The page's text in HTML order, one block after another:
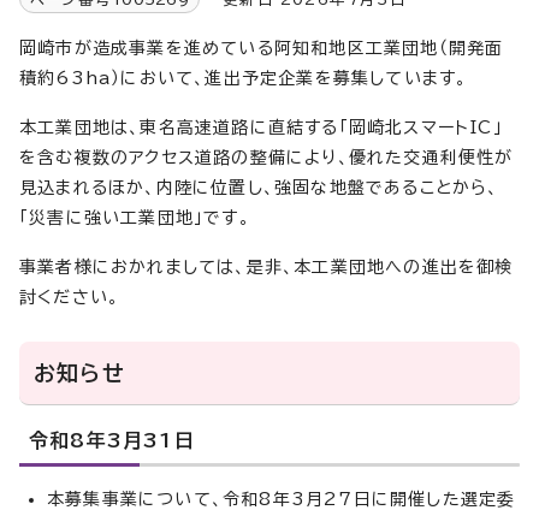
岡崎市が造成事業を進めている阿知和地区工業団地（開発面
積約63ha）において、進出予定企業を募集しています。
本工業団地は、東名高速道路に直結する「岡崎北スマートIC」
を含む複数のアクセス道路の整備により、優れた交通利便性が
見込まれるほか、内陸に位置し、強固な地盤であることから、
「災害に強い工業団地」です。
事業者様におかれましては、是非、本工業団地への進出を御検
討ください。
お知らせ
令和8年3月31日
本募集事業について、令和8年3月27日に開催した選定委